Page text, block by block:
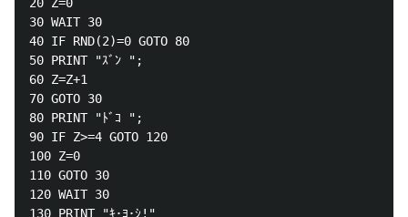
30 WAIT 30
40 IF RND(2)=0 GOTO 80
50 PRINT "ｽﾞﾝ ";
60 Z=Z+1
70 GOTO 30
80 PRINT "ﾄﾞｺ ";
90 IF Z>=4 GOTO 120
100 Z=0
110 GOTO 30
120 WAIT 30